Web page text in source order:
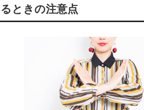
ときの注意点